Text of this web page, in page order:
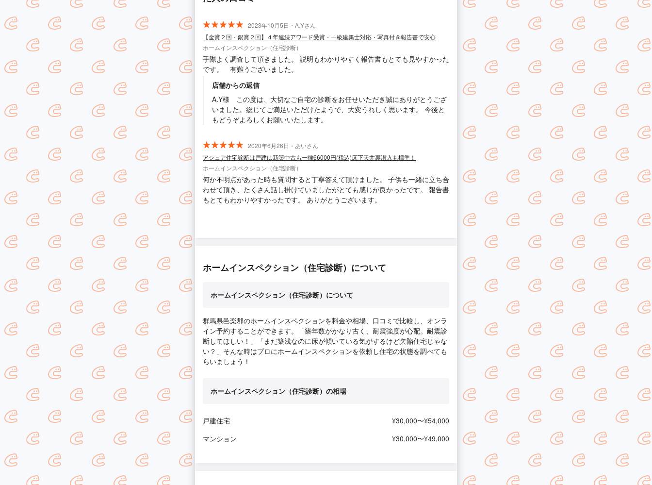
2023年10月5日・A.Yさん
【金賞２回・銀賞２回】４年連続アワード受賞・一級建築士対応・写真付き報告書で安心
ホームインスペクション（住宅診断）
手際よく調査して頂きました。 説明もわかりやすく報告書もとても見やすかった
です。 有難うございました。
店舗からの返信
A.Y様 この度は、大切なご自宅の診断をお任せいただき誠にありがとうござ
いました。総じてご満足いただけたようで、大変うれしく思います。 今後と
もどうぞよろしくお願いいたします。
2020年6月26日・あいさん
アシュア住宅診断は戸建は新築中古も一律66000円(税込)床下天井裏潜入も標準！
ホームインスペクション（住宅診断）
何か不明点があった時も質問すると丁寧答えて頂けました。 子供も一緒に立ち合
わせて頂き、たくさん話し掛けていましたがとても感じが良かったです。 報告書
もとてもわかりやすかったです。 ありがとうございます。
ホームインスペクション（住宅診断）について
ホームインスペクション（住宅診断）について
群馬県邑楽郡のホームインスペクションを料金や相場、口コミで比較し、オンラ
イン予約することができます。「築年数がかなり古く、耐震強度が心配。耐震診
断してほしい！」「まだ築浅なのに床が傾いている気がするけど欠陥住宅じゃな
い？」そんな時はプロにホームインスペクションを依頼し住宅の状態を調べても
らいましょう！
ホームインスペクション（住宅診断）の相場
戸建住宅
¥30,000〜¥54,000
マンション
¥30,000〜¥49,000